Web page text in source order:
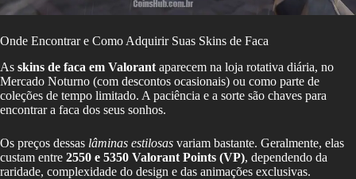
Onde Encontrar e Como Adquirir Suas Skins de Faca
As skins de faca em Valorant aparecem na loja rotativa diária, no
Mercado Noturno (com descontos ocasionais) ou como parte de
coleções de tempo limitado. A paciência e a sorte são chaves para
encontrar a faca dos seus sonhos.
Os preços dessas lâminas estilosas variam bastante. Geralmente, elas
custam entre 2550 e 5350 Valorant Points (VP), dependendo da
raridade, complexidade do design e das animações exclusivas.